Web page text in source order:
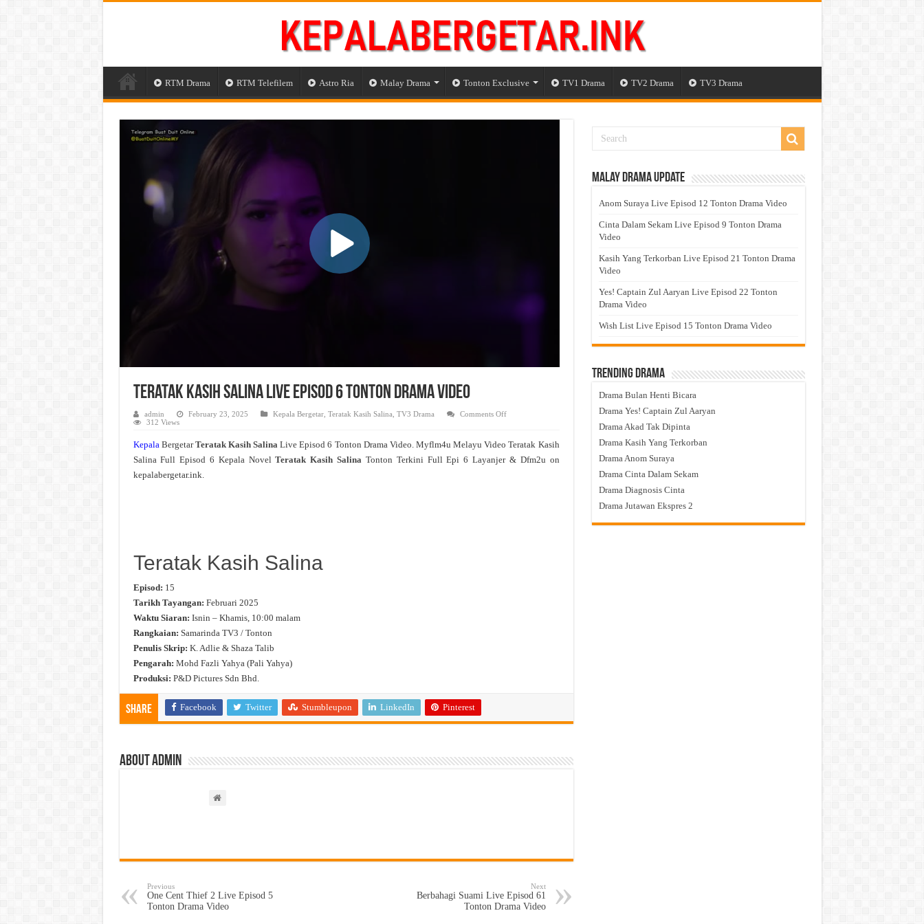
RTM Drama RTM Telefilem Astro Ria Malay Drama Tonton Exclusive TV1 Drama TV2 Drama TV3 Drama
Teratak Kasih Salina Live Episod 6 Tonton Drama Video
admin February 23, 2025 Kepala Bergetar, Teratak Kasih Salina TV3 Drama Comments Offon
Live
6
312 Views
KepalaBergetarTeratak Kasih SalinaLive Episod 6 Tonton Drama Video. Myflm4u Melayu Video Teratak Kasih
Salina Full Episod 6 Kepala NovelTeratak Kasih Salina Tonton Terkini Full Epi 6 Layanjer & Dfm2u on
kepalabergetar.ink.
Teratak Kasih Salina
Episod: 15
Tarikh Tayangan: Februari 2025
Waktu Siaran: Isnin – Khamis, 10:00 malam
Rangkaian: Samarinda TV3 / Tonton
Penulis Skrip: K. Adlie & Shaza Talib
Pengarah: Mohd Fazli Yahya (Pali Yahya)
Produksi: P&D Pictures Sdn Bhd.
Share Facebook Twitter Stumbleupon LinkedIn Pinterest
About admin
Previous
One Cent Thief 2 Live Episod 5
Tonton Drama Video
Next
Berbahagi Suami Live Episod 61
Tonton Drama Video
Malay Drama Update
Anom Suraya Live Episod 12 Tonton Drama Video
Cinta Dalam Sekam Live Episod 9 Tonton Drama
Video
Kasih Yang Terkorban Live Episod 21 Tonton Drama
Video
Yes! Captain Zul Aaryan Live Episod 22 Tonton
Drama Video
Wish List Live Episod 15 Tonton Drama Video
Trending Drama
Drama Bulan Henti Bicara
Drama Yes! Captain Zul Aaryan
Drama Akad Tak Dipinta
Drama Kasih Yang Terkorban
Drama Anom Suraya
Drama Cinta Dalam Sekam
Drama Diagnosis Cinta
Drama Jutawan Ekspres 2